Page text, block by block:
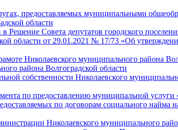
предоставляемых муниципальными
области
Совета депутатов городского
области от 29.01.2021 № 17/73 «Об
Николаевского муниципального района
района Волгоградской области
собственности Николаевского
по предоставлению муниципальной услуги
по договорам социального найма
Николаевского муниципального